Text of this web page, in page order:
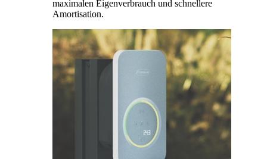
maximalen Eigenverbrauch und schnellere
Amortisation.